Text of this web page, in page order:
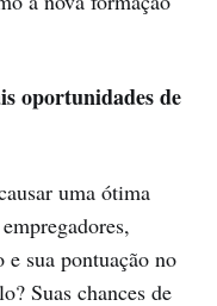
oportunidades de
uma ótima
sua pontuação no
Suas chances de